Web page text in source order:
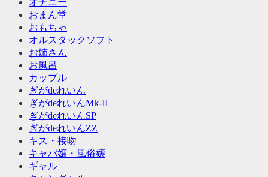
おまん堂
おもちゃ
オルスタックソフト
お姉さん
お風呂
カップル
ぎがdeれいん
ぎがdeれいんMk-II
ぎがdeれいんSP
ぎがdeれいんZZ
キス・接吻
キャバ嬢・風俗嬢
ギャル